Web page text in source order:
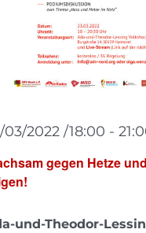
gegen Hetze
03/2022 /18:00 -
und-Theodor-